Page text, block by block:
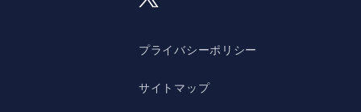
プライバシーポリシー
サイトマップ